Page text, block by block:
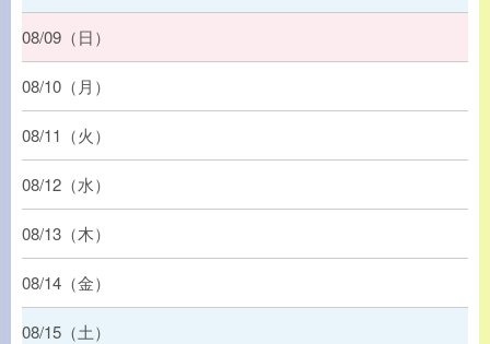
08/09（日）
08/10（月）
08/11（火）
08/12（水）
08/13（木）
08/14（金）
08/15（土）